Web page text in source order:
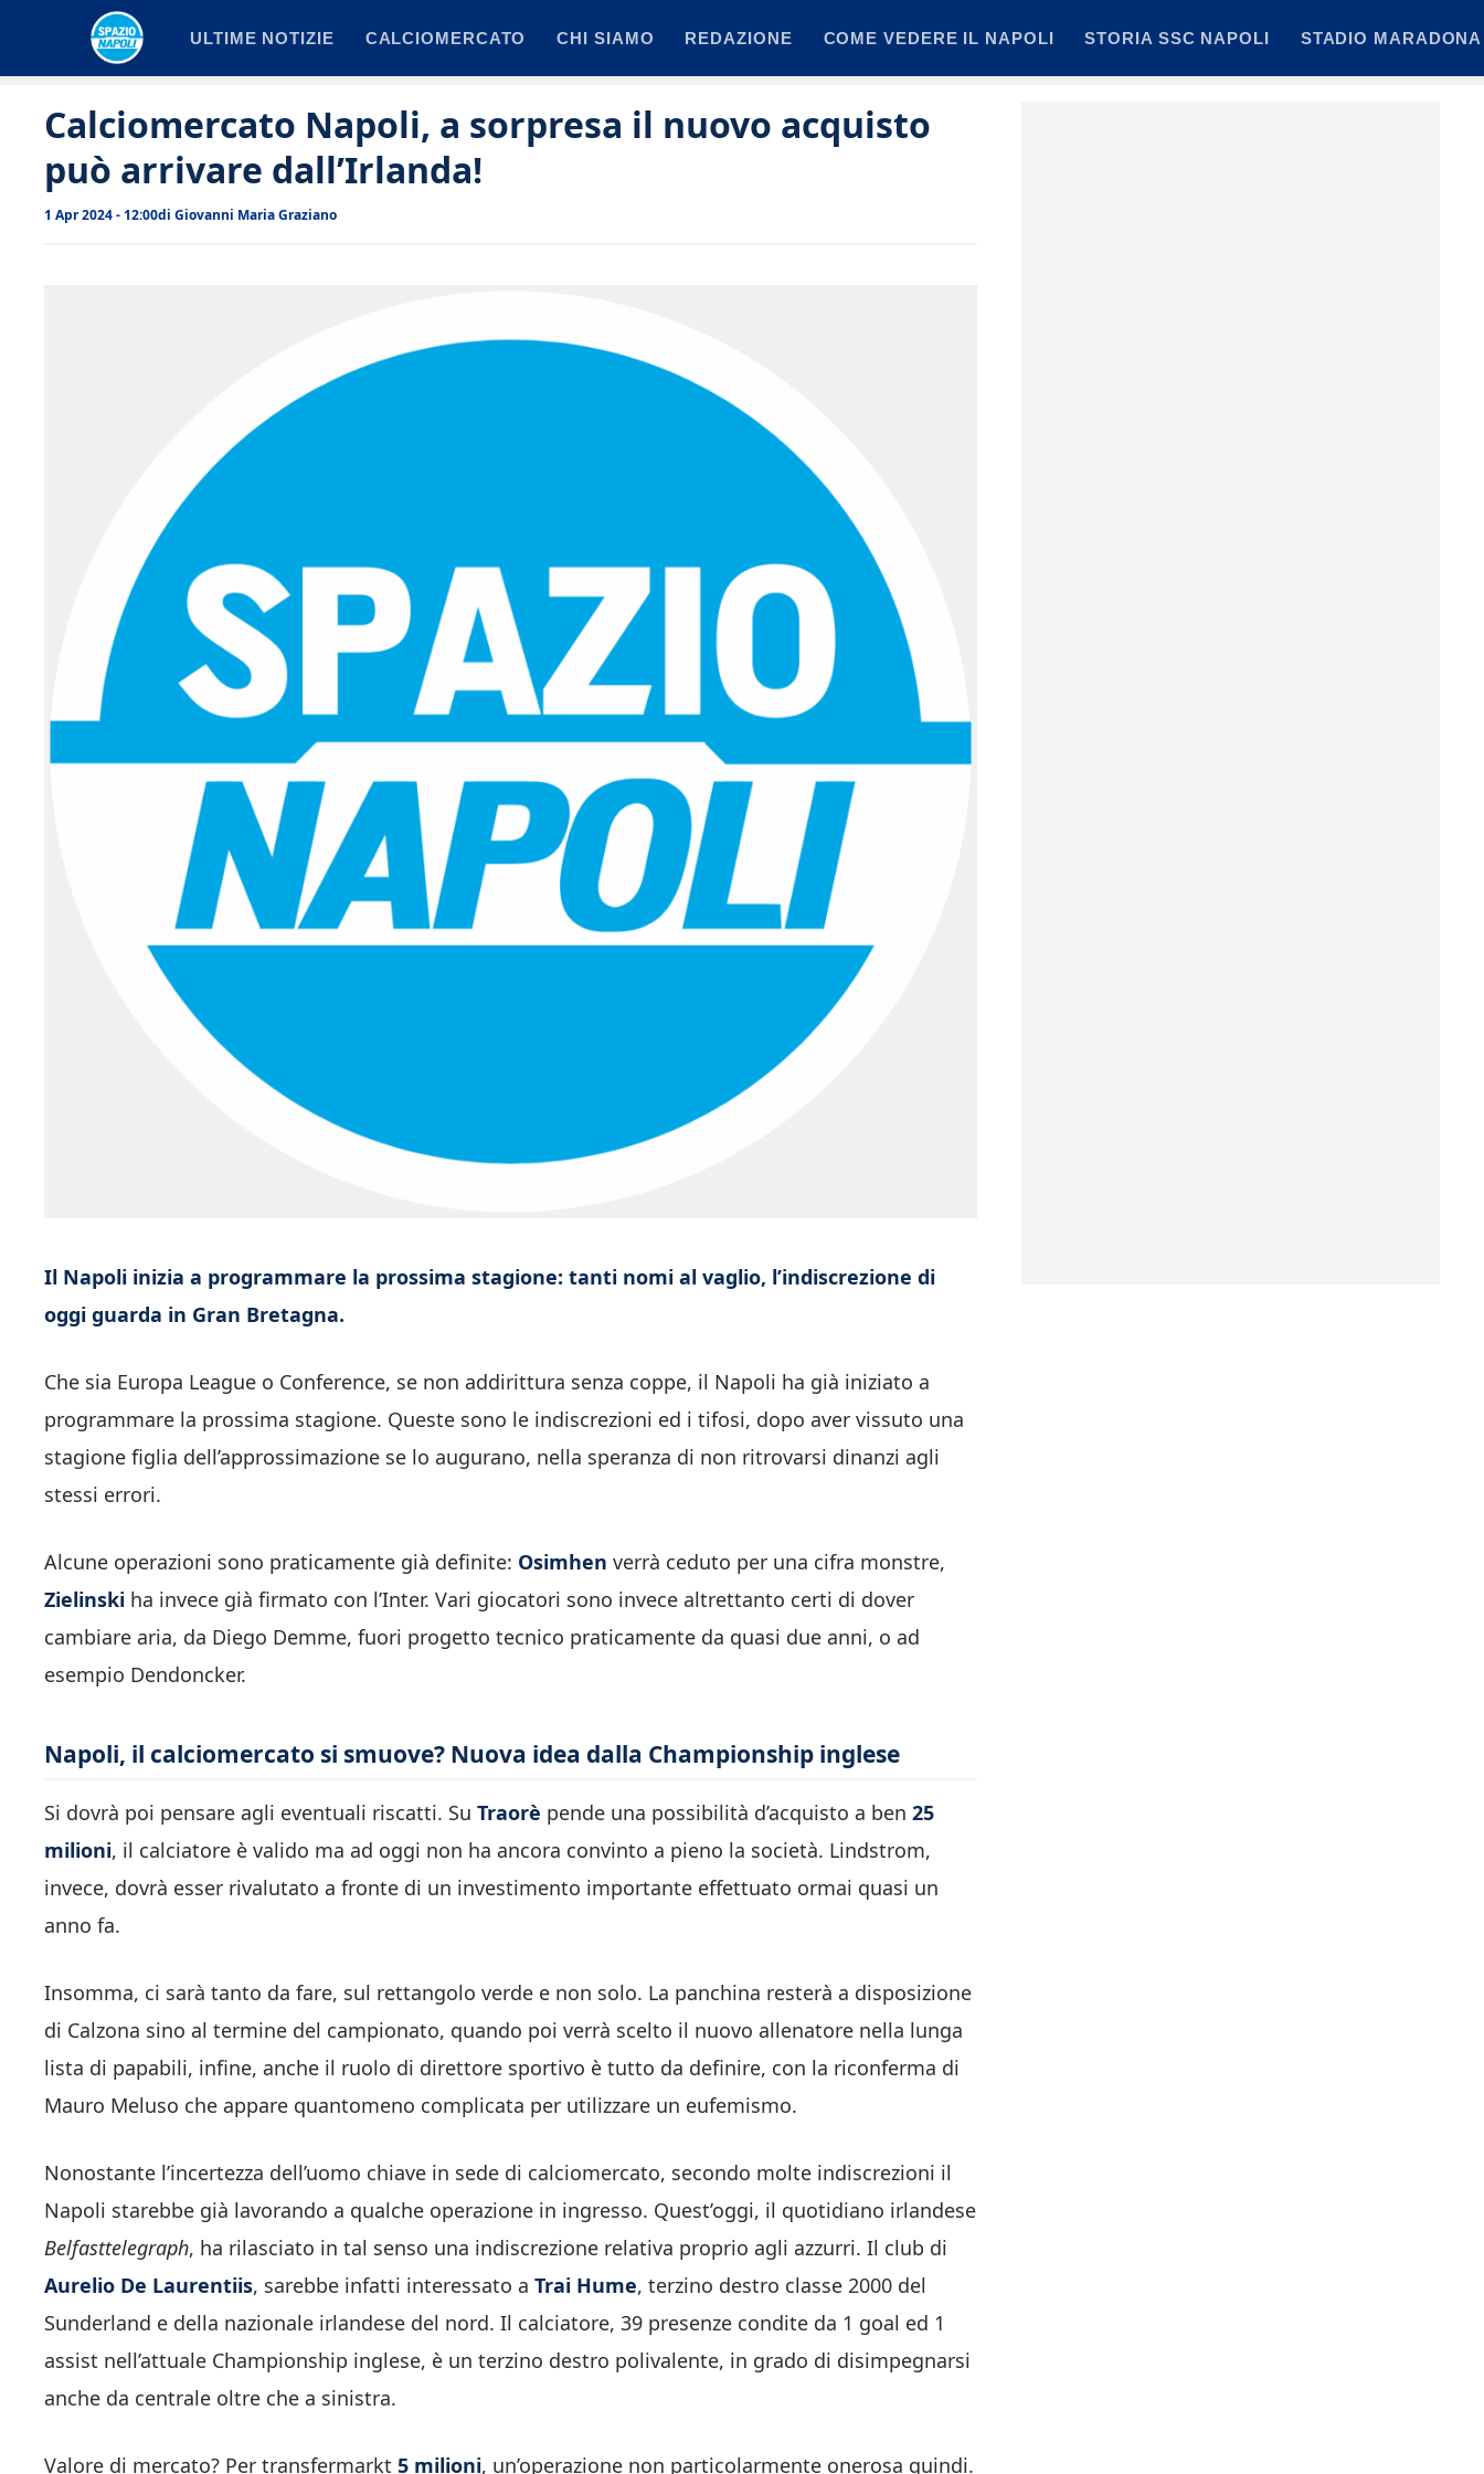
ULTIME NOTIZIE CALCIOMERCATO CHI SIAMO REDAZIONE COME VEDERE IL NAPOLI STORIA SSC NAPOLI STADIO MARADONA
Calciomercato Napoli, a sorpresa il nuovo acquisto
può arrivare dall’Irlanda!
1 Apr 2024 - 12:00di Giovanni Maria Graziano
Il Napoli inizia a programmare la prossima stagione: tanti nomi al vaglio, l’indiscrezione di
oggi guarda in Gran Bretagna.
Che sia Europa League o Conference, se non addirittura senza coppe, il Napoli ha già iniziato a
programmare la prossima stagione. Queste sono le indiscrezioni ed i tifosi, dopo aver vissuto una
stagione figlia dell’approssimazione se lo augurano, nella speranza di non ritrovarsi dinanzi agli
stessi errori.
Alcune operazioni sono praticamente già definite: Osimhen verrà ceduto per una cifra monstre,
Zielinski ha invece già firmato con l’Inter. Vari giocatori sono invece altrettanto certi di dover
cambiare aria, da Diego Demme, fuori progetto tecnico praticamente da quasi due anni, o ad
esempio Dendoncker.
Napoli, il calciomercato si smuove? Nuova idea dalla Championship inglese
Si dovrà poi pensare agli eventuali riscatti. Su Traorè pende una possibilità d’acquisto a ben 25
milioni, il calciatore è valido ma ad oggi non ha ancora convinto a pieno la società. Lindstrom,
invece, dovrà esser rivalutato a fronte di un investimento importante effettuato ormai quasi un
anno fa.
Insomma, ci sarà tanto da fare, sul rettangolo verde e non solo. La panchina resterà a disposizione
di Calzona sino al termine del campionato, quando poi verrà scelto il nuovo allenatore nella lunga
lista di papabili, infine, anche il ruolo di direttore sportivo è tutto da definire, con la riconferma di
Mauro Meluso che appare quantomeno complicata per utilizzare un eufemismo.
Nonostante l’incertezza dell’uomo chiave in sede di calciomercato, secondo molte indiscrezioni il
Napoli starebbe già lavorando a qualche operazione in ingresso. Quest’oggi, il quotidiano irlandese
Belfasttelegraph, ha rilasciato in tal senso una indiscrezione relativa proprio agli azzurri. Il club di
Aurelio De Laurentiis, sarebbe infatti interessato a Trai Hume, terzino destro classe 2000 del
Sunderland e della nazionale irlandese del nord. Il calciatore, 39 presenze condite da 1 goal ed 1
assist nell’attuale Championship inglese, è un terzino destro polivalente, in grado di disimpegnarsi
anche da centrale oltre che a sinistra.
Valore di mercato? Per transfermarkt 5 milioni, un’operazione non particolarmente onerosa quindi.